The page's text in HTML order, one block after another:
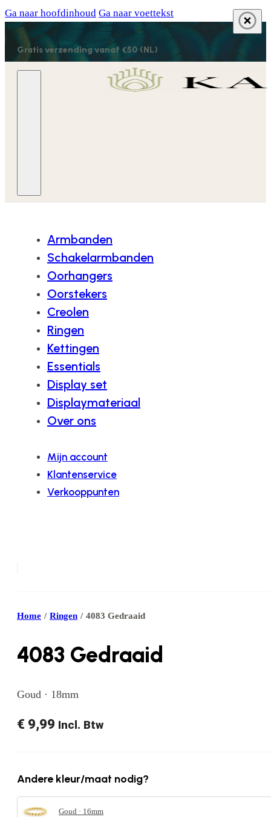
Ga naar hoofdinhoud Ga naar voettekst
Gratis verzending vanaf €50 (NL)
Armbanden
Schakelarmbanden
Oorhangers
Oorstekers
Creolen
Ringen
Kettingen
Essentials
Display set
Displaymateriaal
Over ons
Mijn account
Klantenservice
Verkooppunten
Home / Ringen / 4083 Gedraaid
4083 Gedraaid
Goud · 18mm
€ 9,99 Incl. Btw
Andere kleur/maat nodig?
Goud · 16mm